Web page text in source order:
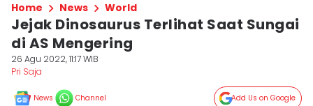
Home News World
Jejak Dinosaurus Terlihat Saat Sungai
di AS Mengering
26 Agu 2022, 11:17 WIB
Pri Saja
News Channel Add Us on Google